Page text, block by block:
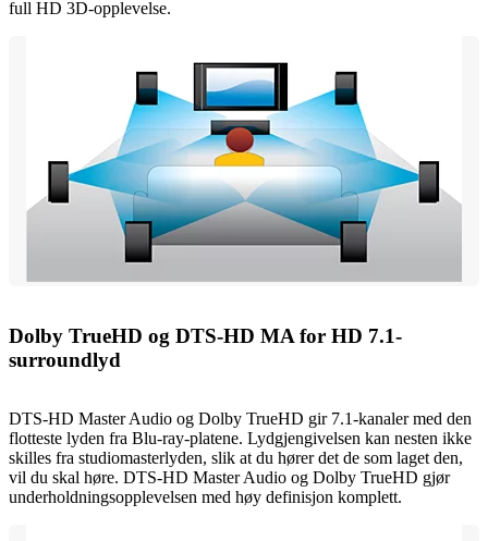
full HD 3D-opplevelse.
Dolby TrueHD og DTS-HD MA for HD 7.1-
surroundlyd
DTS-HD Master Audio og Dolby TrueHD gir 7.1-kanaler med den
flotteste lyden fra Blu-ray-platene. Lydgjengivelsen kan nesten ikke
skilles fra studiomasterlyden, slik at du hører det de som laget den,
vil du skal høre. DTS-HD Master Audio og Dolby TrueHD gjør
underholdningsopplevelsen med høy definisjon komplett.